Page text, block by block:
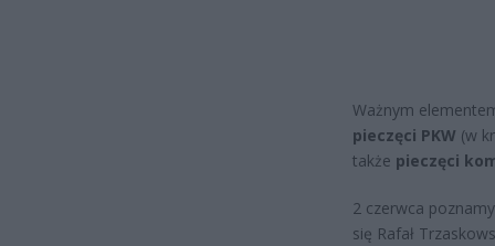
Ważnym
pieczęci PKW (w
także pieczęci
2 czerwca
się Rafał